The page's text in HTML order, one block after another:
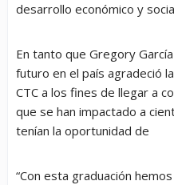
desarrollo económico y
En tanto que Gregory
futuro en el país agradeció
CTC a los fines de llegar a
que se han impactado a
tenían la oportunidad de
“Con esta graduación